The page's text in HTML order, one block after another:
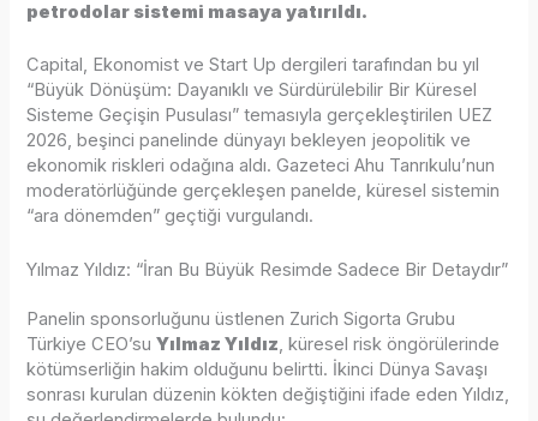
petrodolar sistemi masaya yatırıldı.
Capital, Ekonomist ve Start Up dergileri tarafından bu yıl
“Büyük Dönüşüm: Dayanıklı ve Sürdürülebilir Bir Küresel
Sisteme Geçişin Pusulası” temasıyla gerçekleştirilen UEZ
2026, beşinci panelinde dünyayı bekleyen jeopolitik ve
ekonomik riskleri odağına aldı. Gazeteci Ahu Tanrıkulu’nun
moderatörlüğünde gerçekleşen panelde, küresel sistemin
“ara dönemden” geçtiği vurgulandı.
Yılmaz Yıldız: “İran Bu Büyük Resimde Sadece Bir Detaydır”
Panelin sponsorluğunu üstlenen Zurich Sigorta Grubu
Türkiye CEO’suYılmaz Yıldız, küresel risk öngörülerinde
kötümserliğin hakim olduğunu belirtti. İkinci Dünya Savaşı
sonrası kurulan düzenin kökten değiştiğini ifade eden Yıldız,